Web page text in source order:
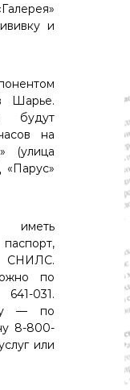
и
Шарье.
будут
на
(улица
по
031.
— по
8-800-
или